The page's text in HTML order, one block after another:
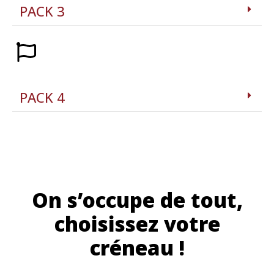
PACK 3
PACK 4
On s’occupe de tout,
choisissez votre
créneau !